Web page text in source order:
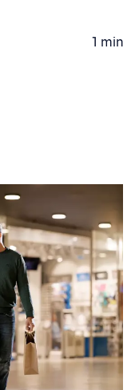
1 min
Gåtid